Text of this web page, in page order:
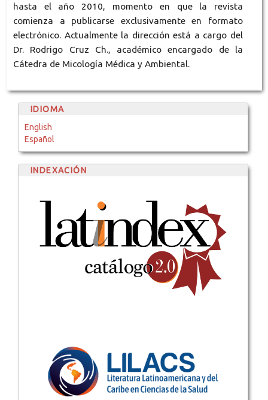
hasta el año 2010, momento en que la revista
comienza a publicarse exclusivamente en formato
electrónico. Actualmente la dirección está a cargo del
Dr. Rodrigo Cruz Ch., académico encargado de la
Cátedra de Micología Médica y Ambiental.
IDIOMA
English
Español
INDEXACIÓN